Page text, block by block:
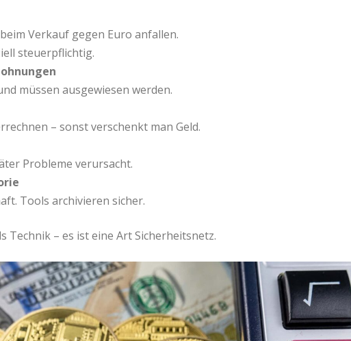
Verkauf gegen Euro anfallen.
steuerpflichtig.
müssen ausgewiesen werden.
– sonst verschenkt man Geld.
Probleme verursacht.
Tools archivieren sicher.
Technik – es ist eine Art Sicherheitsnetz.